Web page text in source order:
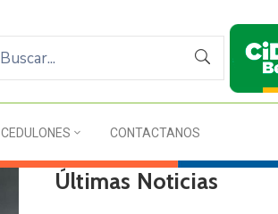
CEDULONES CONTACTANOS
Últimas Noticias